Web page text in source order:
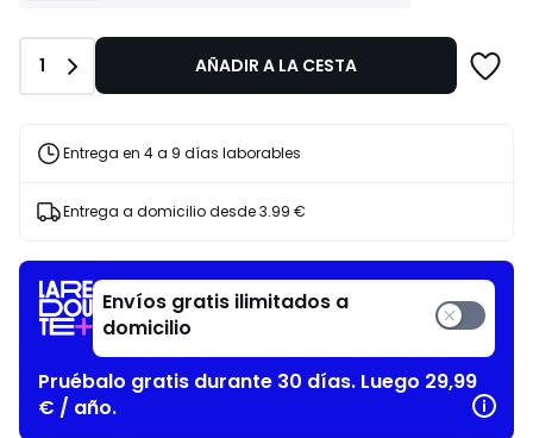
en
lugar
35%
aplicado.
Cantidad
1 AÑADIR A LA CESTA
Entrega en 4 a 9 días laborables
Entrega a domicilio desde3.99 €
Envíos gratis ilimitados a
domicilio
Pruébalo gratis durante 30 días. Luego 29,99
€ / año.